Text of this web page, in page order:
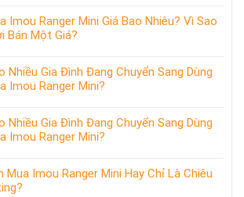
Imou Ranger Mini Giá Bao Nhiêu? Vì Sao
Bán Một Giá?
Nhiều Gia Đình Đang Chuyển Sang Dùng
Imou Ranger Mini?
Nhiều Gia Đình Đang Chuyển Sang Dùng
Imou Ranger Mini?
Mua Imou Ranger Mini Hay Chỉ Là Chiêu